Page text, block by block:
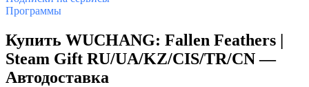
Программы
Купить WUCHANG: Fallen Feathers |
Steam Gift RU/UA/KZ/CIS/TR/CN —
Автодоставка